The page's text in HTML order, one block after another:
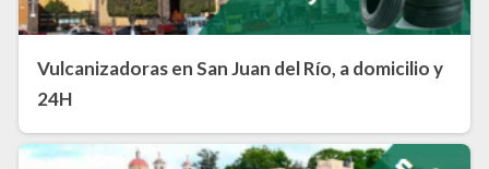
Vulcanizadoras en San Juan del Río, a domicilio y
24H